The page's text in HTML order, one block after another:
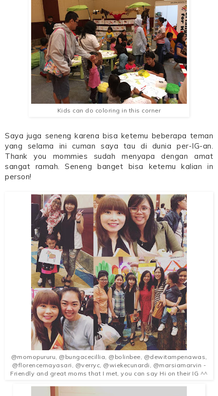
Kids can do coloring in this corner
Saya juga seneng karena bisa ketemu beberapa teman
yang selama ini cuman saya tau di dunia per-IG-an.
Thank you mommies sudah menyapa dengan amat
sangat ramah. Seneng banget bisa ketemu kalian in
person!
@momopururu, @bungacecillia, @bolinbee, @dewitampenawas,
@florencemayasari, @verryc, @wiekecunardi, @marsiamarvin -
Friendly and great moms that I met, you can say Hi on their IG ^^